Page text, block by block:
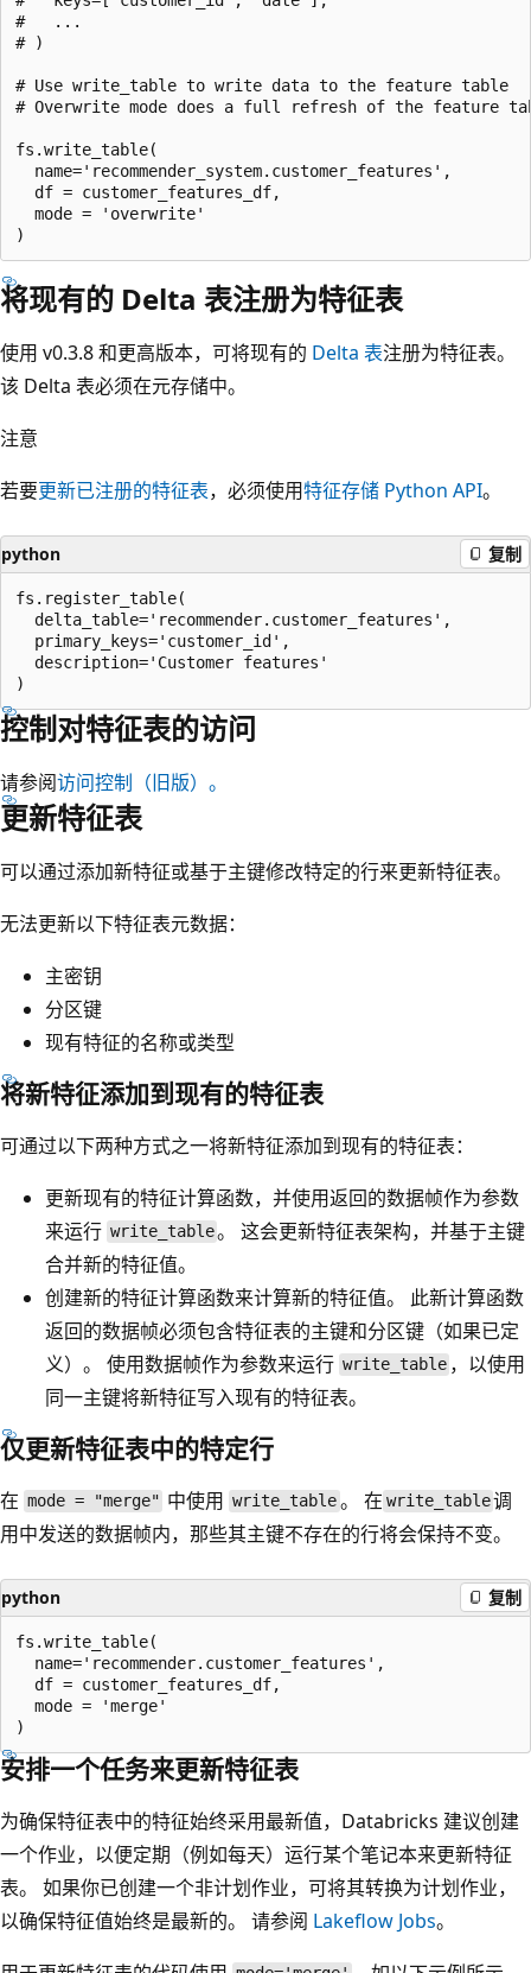
#   ...
# )
# Use write_table to write data to the feature table
# Overwrite mode does a full refresh of the feature
fs.write_table(
  name='recommender_system.customer_features',
  df = customer_features_df,
  mode = 'overwrite'
将现有的 Delta 表注册为特征表
使用 v0.3.8 和更高版本，可将现有的 Delta 表注册为特征表。
该 Delta 表必须在元存储中。
注意
若要更新已注册的特征表，必须使用特征存储 Python API。
python 复制
fs.register_table(
  delta_table='recommender.customer_features',
  primary_keys='customer_id',
  description='Customer features'
控制对特征表的访问
请参阅访问控制（旧版）。
更新特征表
可以通过添加新特征或基于主键修改特定的行来更新特征表。
无法更新以下特征表元数据：
主密钥
分区键
现有特征的名称或类型
将新特征添加到现有的特征表
可通过以下两种方式之一将新特征添加到现有的特征表：
更新现有的特征计算函数，并使用返回的数据帧作为参数
来运行 write_table。 这会更新特征表架构，并基于主键
合并新的特征值。
创建新的特征计算函数来计算新的特征值。 此新计算函数
返回的数据帧必须包含特征表的主键和分区键（如果已定
义）。 使用数据帧作为参数来运行 write_table ，以使用
同一主键将新特征写入现有的特征表。
仅更新特征表中的特定行
在 mode = "merge" 中使用 write_table。 在 write_table调
用中发送的数据帧内，那些其主键不存在的行将会保持不变。
python 复制
fs.write_table(
  name='recommender.customer_features',
  df = customer_features_df,
  mode = 'merge'
安排一个任务来更新特征表
为确保特征表中的特征始终采用最新值，Databricks 建议创建
一个作业，以便定期（例如每天）运行某个笔记本来更新特征
表。 如果你已创建一个非计划作业，可将其转换为计划作业，
以确保特征值始终是最新的。 请参阅 Lakeflow Jobs。